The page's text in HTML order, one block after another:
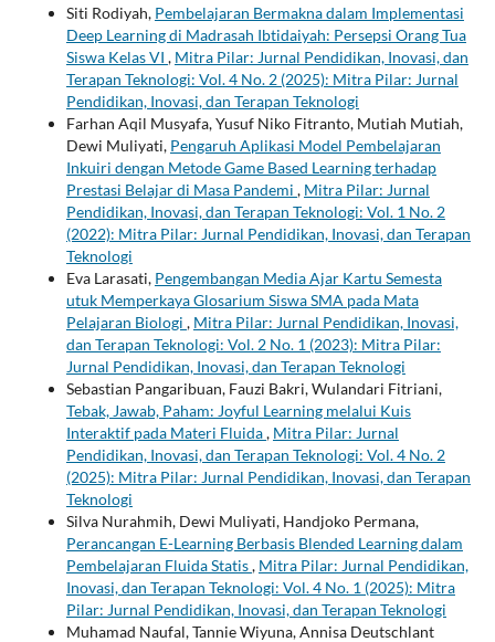
Siti Rodiyah, Pembelajaran Bermakna dalam Implementasi
Deep Learning di Madrasah Ibtidaiyah: Persepsi Orang Tua
Siswa Kelas VI , Mitra Pilar: Jurnal Pendidikan, Inovasi, dan
Terapan Teknologi: Vol. 4 No. 2 (2025): Mitra Pilar: Jurnal
Pendidikan, Inovasi, dan Terapan Teknologi
Farhan Aqil Musyafa, Yusuf Niko Fitranto, Mutiah Mutiah,
Dewi Muliyati, Pengaruh Aplikasi Model Pembelajaran
Inkuiri dengan Metode Game Based Learning terhadap
Prestasi Belajar di Masa Pandemi , Mitra Pilar: Jurnal
Pendidikan, Inovasi, dan Terapan Teknologi: Vol. 1 No. 2
(2022): Mitra Pilar: Jurnal Pendidikan, Inovasi, dan Terapan
Teknologi
Eva Larasati, Pengembangan Media Ajar Kartu Semesta
utuk Memperkaya Glosarium Siswa SMA pada Mata
Pelajaran Biologi , Mitra Pilar: Jurnal Pendidikan, Inovasi,
dan Terapan Teknologi: Vol. 2 No. 1 (2023): Mitra Pilar:
Jurnal Pendidikan, Inovasi, dan Terapan Teknologi
Sebastian Pangaribuan, Fauzi Bakri, Wulandari Fitriani,
Tebak, Jawab, Paham: Joyful Learning melalui Kuis
Interaktif pada Materi Fluida, Mitra Pilar: Jurnal
Pendidikan, Inovasi, dan Terapan Teknologi: Vol. 4 No. 2
(2025): Mitra Pilar: Jurnal Pendidikan, Inovasi, dan Terapan
Teknologi
Silva Nurahmih, Dewi Muliyati, Handjoko Permana,
Perancangan E-Learning Berbasis Blended Learning dalam
Pembelajaran Fluida Statis, Mitra Pilar: Jurnal Pendidikan,
Inovasi, dan Terapan Teknologi: Vol. 4 No. 1 (2025): Mitra
Pilar: Jurnal Pendidikan, Inovasi, dan Terapan Teknologi
Muhamad Naufal, Tannie Wiyuna, Annisa Deutschlant